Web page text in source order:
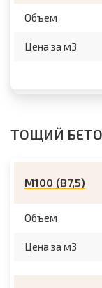
Объем
Цена за м3
ТОЩИЙ
М100 (B7,5)
Объем
Цена за м3